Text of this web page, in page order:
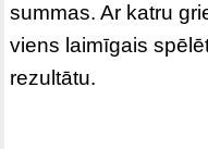
summas. Ar katru
viens laimīgais
rezultātu.